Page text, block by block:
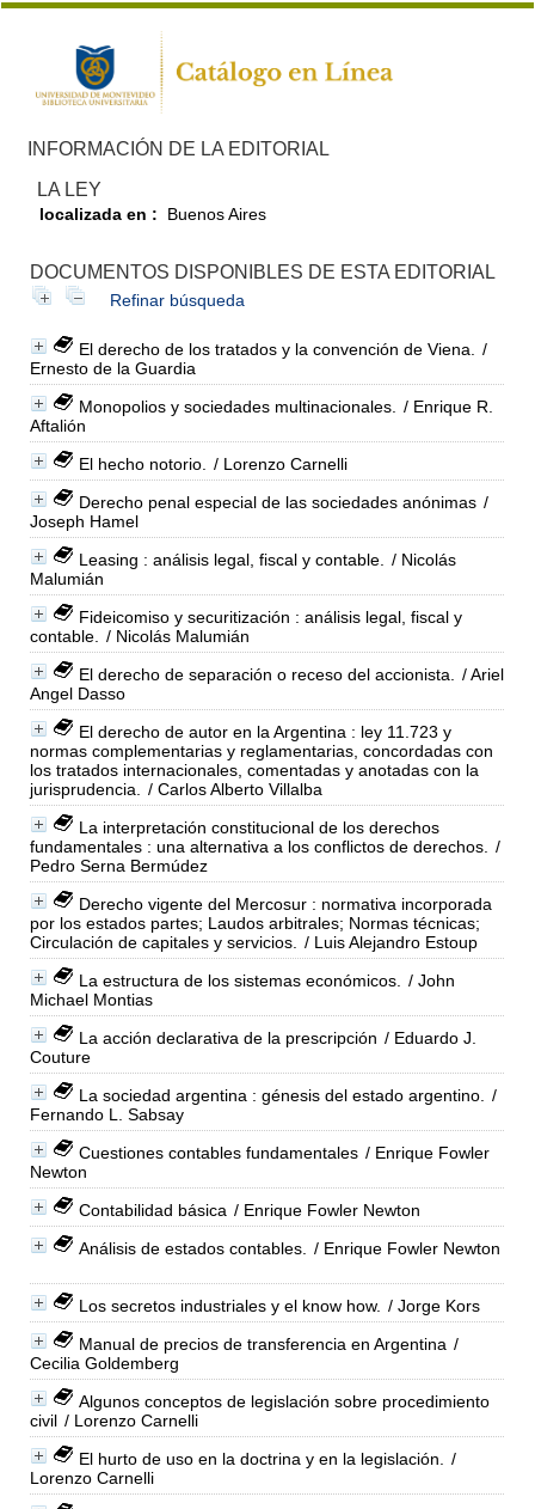
INFORMACIÓN DE LA EDITORIAL
LA LEY
localizada en : Buenos Aires
DOCUMENTOS DISPONIBLES DE ESTA EDITORIAL
Refinar búsqueda
El derecho de los tratados y la convención de Viena.
/
Ernesto de la Guardia
Monopolios y sociedades multinacionales.
/ Enrique R.
Aftalión
El hecho notorio.
/ Lorenzo Carnelli
Derecho penal especial de las sociedades anónimas /
Joseph Hamel
Leasing : análisis legal, fiscal y contable.
/ Nicolás
Malumián
Fideicomiso y securitización : análisis legal, fiscal y
contable.
/ Nicolás Malumián
El derecho de separación o receso del accionista.
/ Ariel
Angel Dasso
El derecho de autor en la Argentina : ley 11.723 y
normas complementarias y reglamentarias, concordadas con
los tratados internacionales, comentadas y anotadas con la
jurisprudencia.
/ Carlos Alberto Villalba
La interpretación constitucional de los derechos
fundamentales : una alternativa a los conflictos de derechos.
/
Pedro Serna Bermúdez
Derecho vigente del Mercosur : normativa incorporada
por los estados partes; Laudos arbitrales; Normas técnicas;
Circulación de capitales y servicios.
/ Luis Alejandro Estoup
La estructura de los sistemas económicos.
/ John
Michael Montias
La acción declarativa de la prescripción / Eduardo J.
Couture
La sociedad argentina : génesis del estado argentino.
/
Fernando L. Sabsay
Cuestiones contables fundamentales / Enrique Fowler
Newton
Contabilidad básica / Enrique Fowler Newton
Análisis de estados contables.
/ Enrique Fowler Newton
Los secretos industriales y el know how. / Jorge Kors
Manual de precios de transferencia en Argentina /
Cecilia Goldemberg
Algunos conceptos de legislación sobre procedimiento
civil / Lorenzo Carnelli
El hurto de uso en la doctrina y en la legislación.
/
Lorenzo Carnelli